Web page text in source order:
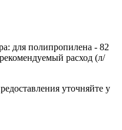
для полипропилена - 82
расход (л/
уточняйте у